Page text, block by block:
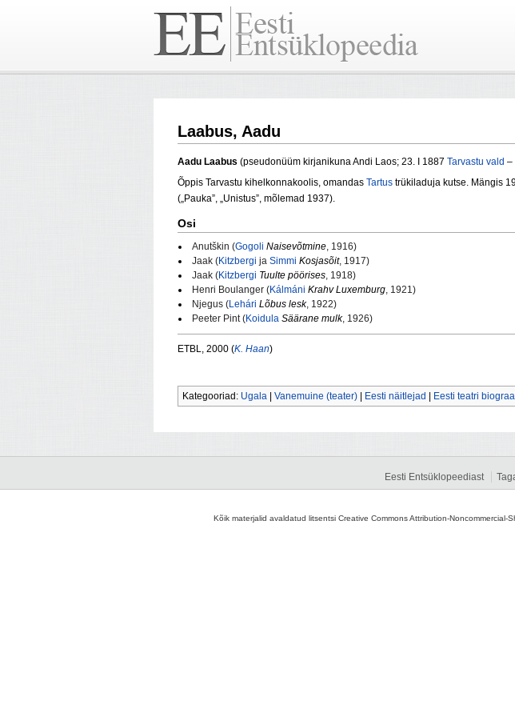
Laabus, Aadu
Aadu Laabus (pseudonüüm kirjanikuna Andi Laos; 23. I 1887 Tarvastu vald –
Õppis Tarvastu kihelkonnakoolis, omandas Tartus trükiladuja kutse. Mängis
(„Pauka”, „Unistus”, mõlemad 1937).
Osi
Anutškin (Gogoli Naisevõtmine, 1916)
Jaak (Kitzbergi ja Simmi Kosjasõit, 1917)
Jaak (Kitzbergi Tuulte pöörises, 1918)
Henri Boulanger (Kálmáni Krahv Luxemburg, 1921)
Njegus (Lehári Lõbus lesk, 1922)
Peeter Pint (Koidula Säärane mulk, 1926)
ETBL, 2000 (K. Haan)
Kategooriad: Ugala Vanemuine (teater) Eesti näitlejad Eesti teatri
Eesti Entsüklopeediast
Kõik materjalid avaldatud litsentsi Creative Commons Attribution-Noncommercial-